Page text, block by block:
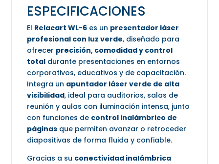
ESPECIFICACIONES
El Relacart WL-6 es un presentador láser
profesional con luz verde, diseñado para
ofrecer precisión, comodidad y control
total durante presentaciones en entornos
corporativos, educativos y de capacitación.
Integra un apuntador láser verde de alta
visibilidad, ideal para auditorios, salas de
reunión y aulas con iluminación intensa, junto
con funciones de control inalámbrico de
páginas que permiten avanzar o retroceder
diapositivas de forma fluida y confiable.
Gracias a su conectividad inalámbrica